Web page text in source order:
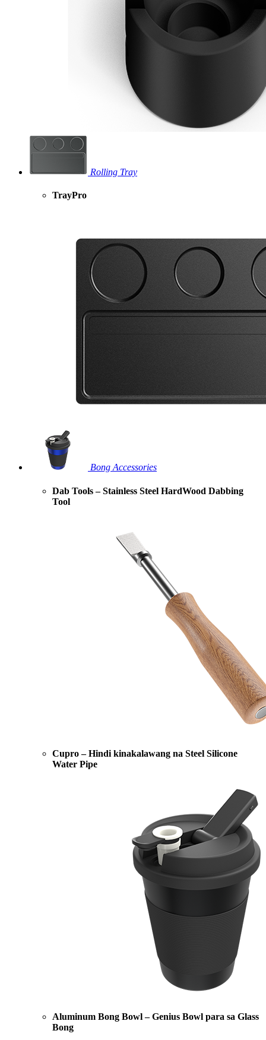
Rolling Tray
TrayPro
Bong Accessories
Dab Tools – Stainless Steel HardWood Dabbing
Tool
Cupro – Hindi kinakalawang na Steel Silicone
Water Pipe
Aluminum Bong Bowl – Genius Bowl para sa Glass
Bong